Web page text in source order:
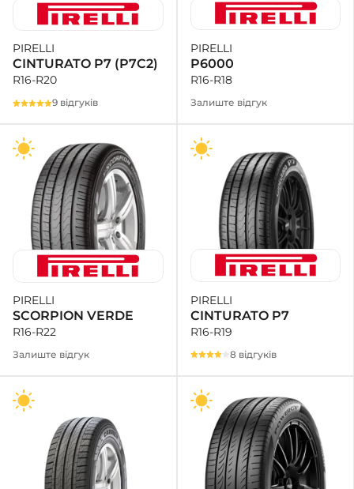
PIRELLI
CINTURATO P7 (P7C2)
R16-R20
9 відгуків
PIRELLI
P6000
R16-R18
Залиште відгук
PIRELLI
SCORPION VERDE
R16-R22
Залиште відгук
PIRELLI
CINTURATO P7
R16-R19
8 відгуків